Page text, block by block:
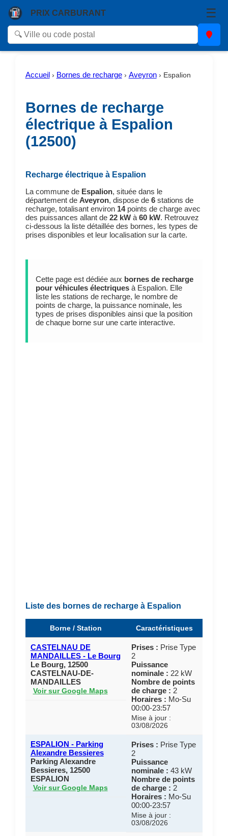
PRIX CARBURANT ☰
Accueil › Bornes de recharge› Aveyron› Espalion
Bornes de recharge
électrique à Espalion
(12500)
Recharge électrique à Espalion
La commune de Espalion, située dans le
département de Aveyron, dispose de 6stations de
recharge, totalisant environ 14points de charge avec
des puissances allant de 22 kWà 60 kW. Retrouvez
ci-dessous la liste détaillée des bornes, les types de
prises disponibles et leur localisation sur la carte.
Cette page est dédiée aux bornes de recharge
pour véhicules électriquesà Espalion. Elle
liste les stations de recharge, le nombre de
points de charge, la puissance nominale, les
types de prises disponibles ainsi que la position
de chaque borne sur une carte interactive.
Liste des bornes de recharge à Espalion
Borne / Station Caractéristiques
CASTELNAU DE
MANDAILLES - Le Bourg
Le Bourg, 12500
CASTELNAU-DE-
MANDAILLES
Voir sur Google Maps
Prises : Prise Type
2
Puissance
nominale : 22 kW
Nombre de points
de charge : 2
Horaires : Mo-Su
00:00-23:57
Mise à jour :
03/08/2026
ESPALION - Parking
Alexandre Bessieres
Parking Alexandre
Bessieres, 12500
ESPALION
Voir sur Google Maps
Prises : Prise Type
2
Puissance
nominale : 43 kW
Nombre de points
de charge : 2
Horaires : Mo-Su
00:00-23:57
Mise à jour :
03/08/2026